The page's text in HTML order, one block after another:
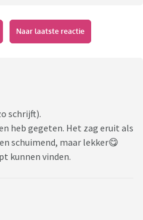
Naar laatste reactie
schrijft).
heb gegeten. Het zag eruit als
schuimend, maar lekker😋
kunnen vinden.